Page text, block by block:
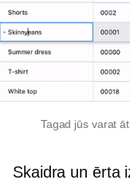
Tagad jūs varat
Skaidra un ērta